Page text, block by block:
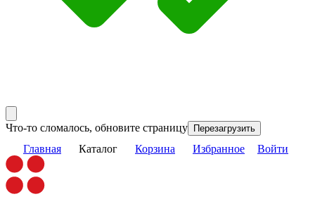
Что-то сломалось, обновите страницу Перезагрузить
Главная Каталог Корзина Избранное Войти